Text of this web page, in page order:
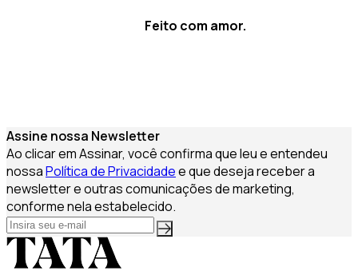
Feito com amor.
Assine nossa Newsletter
Ao clicar em Assinar, você confirma que leu e entendeu
nossaPolítica de Privacidadee que deseja receber a
newsletter e outras comunicações de marketing,
conforme nela estabelecido.